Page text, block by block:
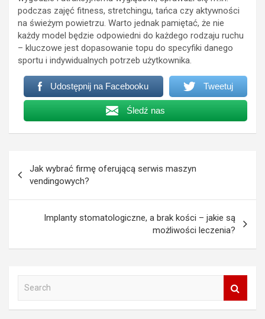
podczas zajęć fitness, stretchingu, tańca czy aktywności
na świeżym powietrzu. Warto jednak pamiętać, że nie
każdy model będzie odpowiedni do każdego rodzaju ruchu
– kluczowe jest dopasowanie topu do specyfiki danego
sportu i indywidualnych potrzeb użytkownika.
Udostępnij na Facebooku Tweetuj
Śledź nas
wpisu
Jak wybrać firmę oferującą serwis maszyn
vendingowych?
Implanty stomatologiczne, a brak kości – jakie są
możliwości leczenia?